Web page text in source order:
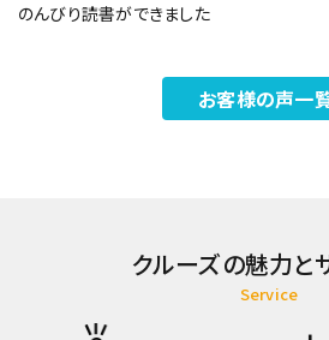
のんびり読書ができました
お客様の声一
クルーズの魅力と
Service